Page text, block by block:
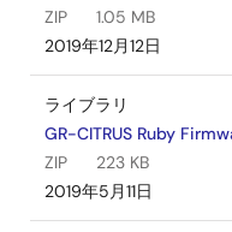
ZIP
1.05 MB
2019年12月12日
ライブラリ
GR-CITRUS Ruby
ZIP
223 KB
2019年5月11日